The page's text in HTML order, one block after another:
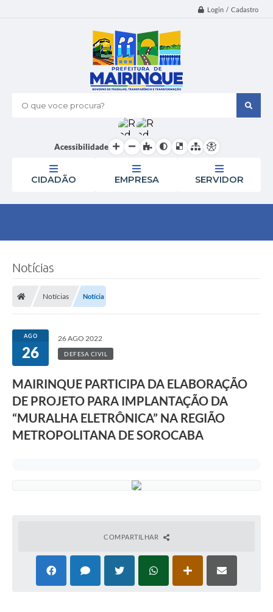
Login / Cadastro
O que voce procura?
Acessibilidade
CIDADÃO EMPRESA SERVIDOR
Notícias
Notícias Notícia
AGO
26
26 AGO 2022
DEFESA CIVIL
MAIRINQUE PARTICIPA DA ELABORAÇÃO
DE PROJETO PARA IMPLANTAÇÃO DA
“MURALHA ELETRÔNICA” NA REGIÃO
METROPOLITANA DE SOROCABA
COMPARTILHAR